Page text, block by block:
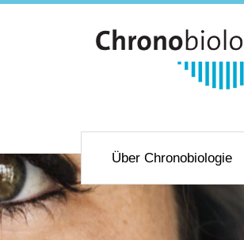
Über Chronobiologie